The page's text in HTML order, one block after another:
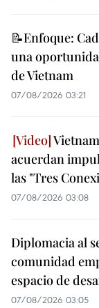
📝Enfoque:
una
de Vietnam
07/08/2026 03:21
acuerdan
las "Tres
07/08/2026 03:08
Diplomacia al
comunidad
espacio de
07/08/2026 03:05